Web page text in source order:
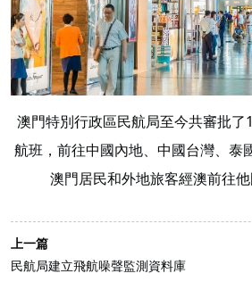
澳門特別行政區民航局至今共審批
航班，前往中國內地、中國台灣、泰
澳門居民和外地旅客經澳前往他
上一篇
民航局建立飛航噪聲監測資料庫